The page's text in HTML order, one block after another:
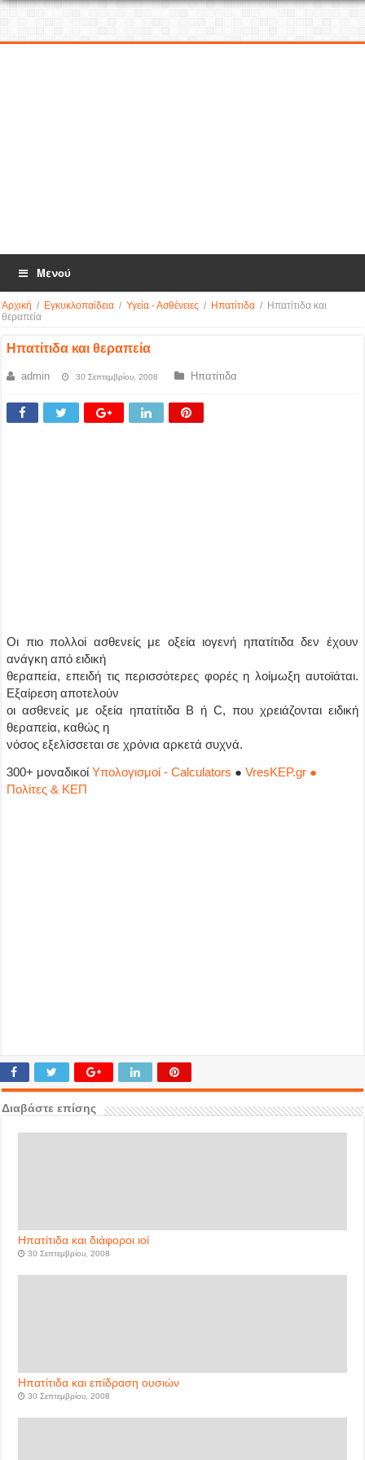
Μενού
Αρχική / Εγκυκλοπαίδεια / Υγεία - Ασθένειες / Ηπατίτιδα / Ηπατίτιδα και
θεραπεία
Ηπατίτιδα και θεραπεία
admin 30 Σεπτεμβρίου, 2008 Ηπατίτιδα
Οι πιο πολλοί ασθενείς με οξεία ιογενή ηπατίτιδα δεν έχουν
ανάγκη από ειδική
θεραπεία, επειδή τις περισσότερες φορές η λοίμωξη αυτοϊάται.
Εξαίρεση αποτελούν
οι ασθενείς με οξεία ηπατίτιδα B ή C, που χρειάζονται ειδική
θεραπεία, καθώς η
νόσος εξελίσσεται σε χρόνια αρκετά συχνά.
300+ μοναδικοίΥπολογισμοί - Calculators ●VresKEP.gr ●
Πολίτες & ΚΕΠ
Διαβάστε επίσης
Ηπατίτιδα και διάφοροι ιοί
30 Σεπτεμβρίου, 2008
Ηπατίτιδα και επίδραση ουσιών
30 Σεπτεμβρίου, 2008